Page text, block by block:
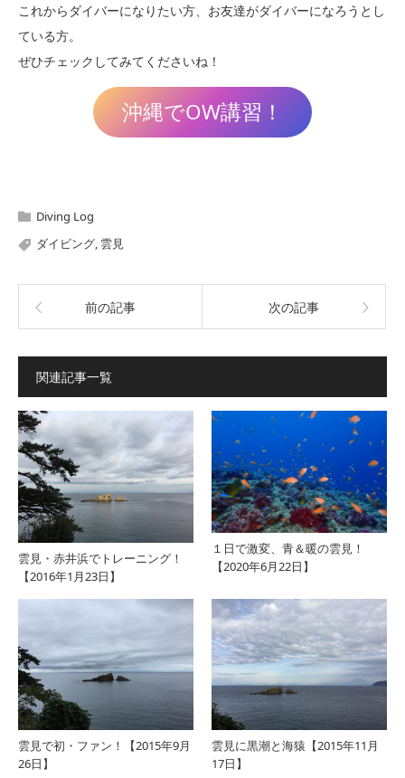
これからダイバーになりたい方、お友達がダイバーになろうとし
ている方。
ぜひチェックしてみてくださいね！
沖縄でOW講習！
Diving Log
ダイビング, 雲見
前の記事 次の記事
関連記事一覧
雲見・赤井浜でトレーニング！
【2016年1月23日】
１日で激変、青＆暖の雲見！
【2020年6月22日】
雲見で初・ファン！【2015年9月
26日】
雲見に黒潮と海猿【2015年11月
17日】